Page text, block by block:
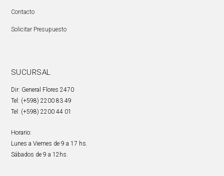
Contacto
Solicitar Presupuesto
SUCURSAL
Dir: General Flores 2470
Tel: (+598) 2200 83 49
Tel: (+598) 2200 44 01
Horario:
Lunes a Viernes de 9 a 17 hs.
Sábados de 9 a 12hs.